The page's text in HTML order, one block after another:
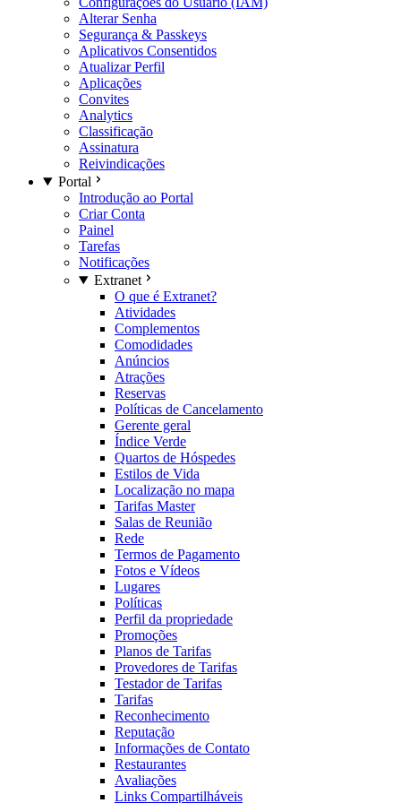
Alterar Senha
Segurança & Passkeys
Aplicativos Consentidos
Atualizar Perfil
Aplicações
Convites
Analytics
Classificação
Assinatura
Reivindicações
Portal
Introdução ao Portal
Criar Conta
Painel
Tarefas
Notificações
Extranet
O que é Extranet?
Atividades
Complementos
Comodidades
Anúncios
Atrações
Reservas
Políticas de Cancelamento
Gerente geral
Índice Verde
Quartos de Hóspedes
Estilos de Vida
Localização no mapa
Tarifas Master
Salas de Reunião
Rede
Termos de Pagamento
Fotos e Vídeos
Lugares
Políticas
Perfil da propriedade
Promoções
Planos de Tarifas
Provedores de Tarifas
Testador de Tarifas
Tarifas
Reconhecimento
Reputação
Informações de Contato
Restaurantes
Avaliações
Links Compartilháveis